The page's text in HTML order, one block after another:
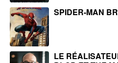
SPIDER-MAN
LE